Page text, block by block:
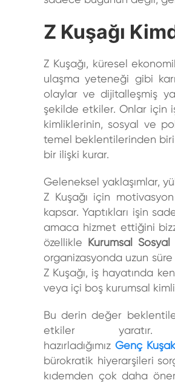
Z Kuşağı
Z Kuşağı, küresel
ulaşma yeteneği gibi
olaylar ve dijitalleşmiş
şekilde etkiler. Onlar için
kimliklerinin, sosyal ve
temel beklentilerinden
bir ilişki kurar.
Geleneksel yaklaşımlar,
Z Kuşağı için
kapsar. Yaptıkları işin
amaca hizmet ettiğini
özellikle Kurumsal Sosyal
organizasyonda uzun
Z Kuşağı, iş hayatında
veya içi boş kurumsal
Bu derin değer
etkiler yaratır.
hazırladığımız Genç
bürokratik hiyerarşileri
kıdemden çok daha